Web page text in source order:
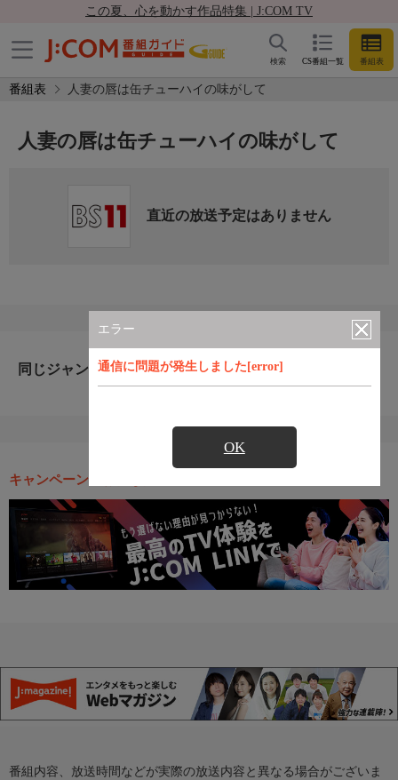
この夏、心を動かす作品特集 | J:COM TV
CS番組一覧 番組表
検索
番組表 人妻の唇は缶チューハイの味がして
エラー
通信に問題が発生しました[error]
OK
人妻の唇は缶チューハイの味がして
直近の放送予定はありません
同じジャンルのおすすめ番組
キャンペーン・お得な情報
番組内容、放送時間などが実際の放送内容と異なる場合がございま